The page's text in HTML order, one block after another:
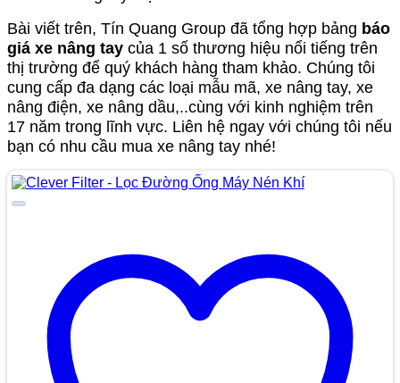
Bài viết trên, Tín Quang Group đã tổng hợp bảng báo
giá xe nâng tay của 1 số thương hiệu nổi tiếng trên
thị trường để quý khách hàng tham khảo. Chúng tôi
cung cấp đa dạng các loại mẫu mã, xe nâng tay, xe
nâng điện, xe nâng dầu,..cùng với kinh nghiệm trên
17 năm trong lĩnh vực. Liên hệ ngay với chúng tôi nếu
bạn có nhu cầu mua xe nâng tay nhé!